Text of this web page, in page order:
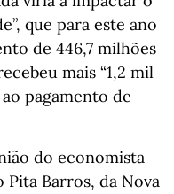
que para este ano
de 446,7 milhões
mais “1,2 mil
pagamento de
do economista
Pita Barros, da Nova